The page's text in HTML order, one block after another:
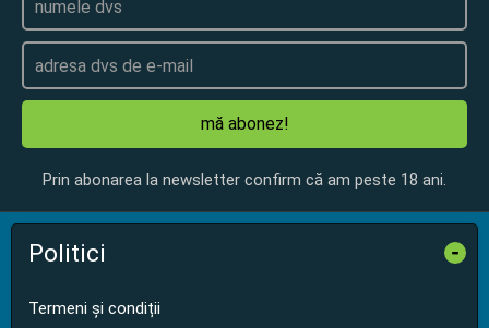
mă abonez!
Prin abonarea la newsletter confirm că am peste 18 ani.
Politici -
Termeni și condiții